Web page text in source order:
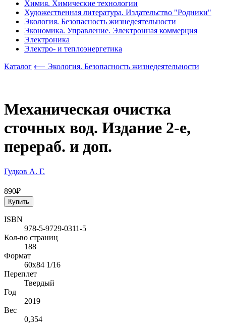
Химия. Химические технологии
Художественная литература. Издательство "Родники"
Экология. Безопасность жизнедеятельности
Экономика. Управление. Электронная коммерция
Электроника
Электро- и теплоэнергетика
Каталог ⟵ Экология. Безопасность жизнедеятельности
Механическая очистка
сточных вод. Издание 2-е,
перераб. и доп.
Гудков А. Г.
890₽
Купить
ISBN
978-5-9729-0311-5
Кол-во страниц
188
Формат
60х84 1/16
Переплет
Твердый
Год
2019
Вес
0,354